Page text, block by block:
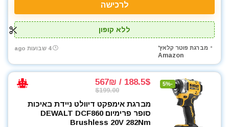
לרכישה
ללא קופון
מברגת פוטר קלאץ'
Amazon
4 שבועות ago
-5%
188.5$ / 567₪
$199.00
מברגת אימפקט דיוולט ניידת באיכות
סופר פרימיום DEWALT DCF860
Brushless 20V 282Nm